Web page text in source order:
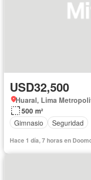
USD32,500
Huaral, Lima
500 m²
Gimnasio
Seguridad
Hace 1 día, 7 horas en